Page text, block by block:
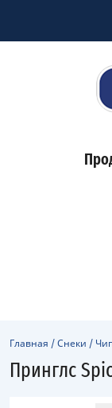
Главная /Снеки /
Принглс